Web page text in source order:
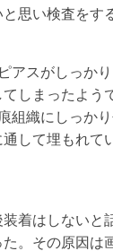
思い検査をす
アスがしっか
しまったよう
織にしっか
して埋もれて
着はしないと
。その原因は